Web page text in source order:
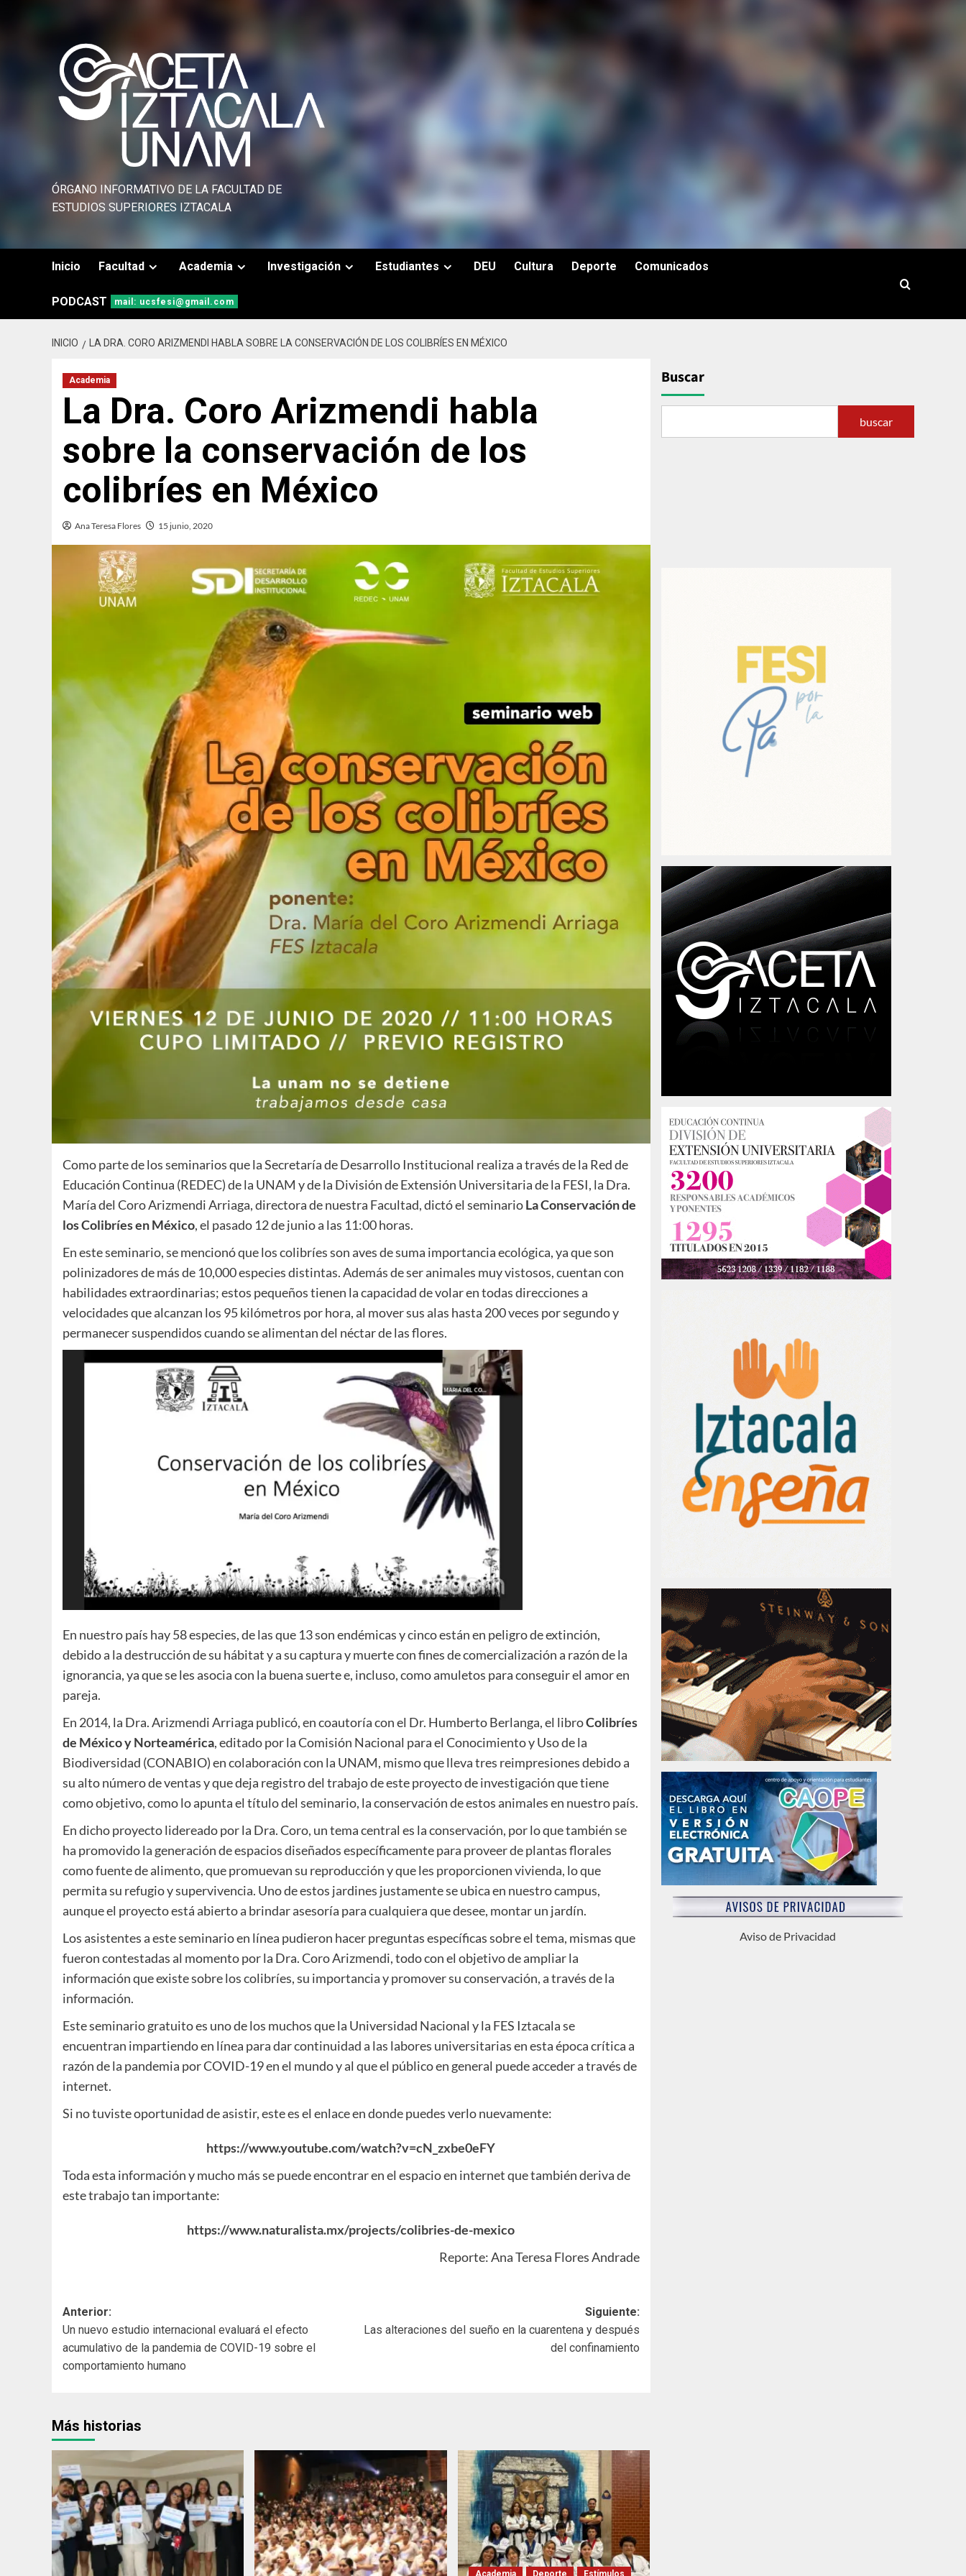
ÓRGANO INFORMATIVO DE LA FACULTAD DE
ESTUDIOS SUPERIORES IZTACALA
Inicio Facultad Academia Investigación Estudiantes DEU Cultura Deporte Comunicados
PODCAST mail: ucsfesi@gmail.com
INICIO LA DRA. CORO ARIZMENDI HABLA SOBRE LA CONSERVACIÓN DE LOS COLIBRÍES EN MÉXICO
Academia
La Dra. Coro Arizmendi habla
sobre la conservación de los
colibríes en México
Ana Teresa Flores 15 junio, 2020
Como parte de los seminarios que la Secretaría de Desarrollo Institucional realiza a través de la Red de
Educación Continua (REDEC) de la UNAM y de la División de Extensión Universitaria de la FESI, la Dra.
María del Coro Arizmendi Arriaga, directora de nuestra Facultad, dictó el seminarioLa Conservación de
los Colibríes en México, el pasado 12 de junio a las 11:00 horas.
En este seminario, se mencionó que los colibríes son aves de suma importancia ecológica, ya que son
polinizadores de más de 10,000 especies distintas. Además de ser animales muy vistosos, cuentan con
habilidades extraordinarias; estos pequeños tienen la capacidad de volar en todas direcciones a
velocidades que alcanzan los 95 kilómetros por hora, al mover sus alas hasta 200 veces por segundo y
permanecer suspendidos cuando se alimentan del néctar de las flores.
En nuestro país hay 58 especies, de las que 13 son endémicas y cinco están en peligro de extinción,
debido a la destrucción de su hábitat y a su captura y muerte con fines de comercialización a razón de la
ignorancia, ya que se les asocia con la buena suerte e, incluso, como amuletos para conseguir el amor en
pareja.
En 2014, la Dra. Arizmendi Arriaga publicó, en coautoría con el Dr. Humberto Berlanga, el libroColibríes
de México y Norteamérica, editado por la Comisión Nacional para el Conocimiento y Uso de la
Biodiversidad (CONABIO) en colaboración con la UNAM, mismo que lleva tres reimpresiones debido a
su alto número de ventas y que deja registro del trabajo de este proyecto de investigación que tiene
como objetivo, como lo apunta el título del seminario, la conservación de estos animales en nuestro país.
En dicho proyecto lidereado por la Dra. Coro, un tema central es la conservación, por lo que también se
ha promovido la generación de espacios diseñados específicamente para proveer de plantas florales
como fuente de alimento, que promuevan su reproducción y que les proporcionen vivienda, lo que
permita su refugio y supervivencia. Uno de estos jardines justamente se ubica en nuestro campus,
aunque el proyecto está abierto a brindar asesoría para cualquiera que desee, montar un jardín.
Los asistentes a este seminario en línea pudieron hacer preguntas específicas sobre el tema, mismas que
fueron contestadas al momento por la Dra. Coro Arizmendi, todo con el objetivo de ampliar la
información que existe sobre los colibríes, su importancia y promover su conservación, a través de la
información.
Este seminario gratuito es uno de los muchos que la Universidad Nacional y la FES Iztacala se
encuentran impartiendo en línea para dar continuidad a las labores universitarias en esta época crítica a
razón de la pandemia por COVID-19 en el mundo y al que el público en general puede acceder a través de
internet.
Si no tuviste oportunidad de asistir, este es el enlace en donde puedes verlo nuevamente:
https://www.youtube.com/watch?v=cN_zxbe0eFY
Toda esta información y mucho más se puede encontrar en el espacio en internet que también deriva de
este trabajo tan importante:
https://www.naturalista.mx/projects/colibries-de-mexico
Reporte: Ana Teresa Flores Andrade
Navegación
de
entradas
Anterior:
Un nuevo estudio internacional evaluará el efecto
acumulativo de la pandemia de COVID-19 sobre el
comportamiento humano
Siguiente:
Las alteraciones del sueño en la cuarentena y después
del confinamiento
Más historias
Academia Deporte Estímulos
Buscar
buscar
Aviso de Privacidad